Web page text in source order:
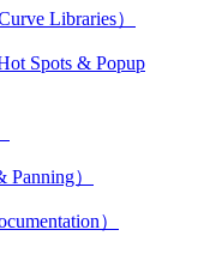
Libraries）
Spots & Popup
）
）